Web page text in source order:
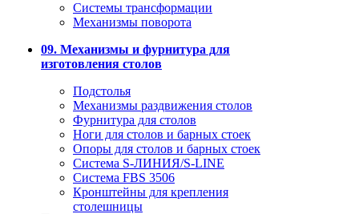
Системы трансформации
Механизмы поворота
09. Механизмы и фурнитура для
изготовления столов
Подстолья
Механизмы раздвижения столов
Фурнитура для столов
Ноги для столов и барных стоек
Опоры для столов и барных стоек
Система S-ЛИНИЯ/S-LINE
Система FBS 3506
Кронштейны для крепления
столешницы